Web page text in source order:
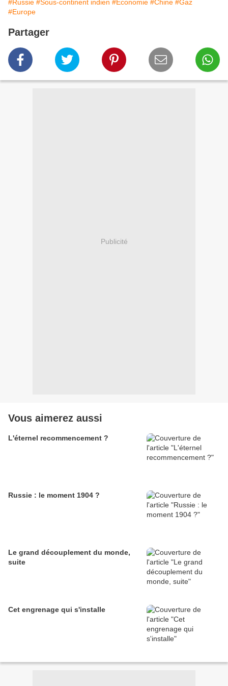
#Russie #Sous-continent indien #Economie #Chine #Gaz
#Europe
Partager
Publicité
Vous aimerez aussi
L'éternel recommencement ?
Russie : le moment 1904 ?
Le grand découplement du monde,
suite
Cet engrenage qui s'installe